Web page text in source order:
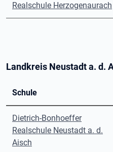
Realschule Herzogenaurach
Landkreis Neustadt a. d.
Schule
Dietrich-Bonhoeffer
Realschule Neustadt a. d.
Aisch